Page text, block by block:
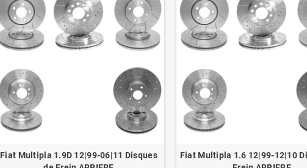
Fiat Multipla 1.9D 12|99-06|11 Disques
Fiat Multipla 1.6 12|99-12|10